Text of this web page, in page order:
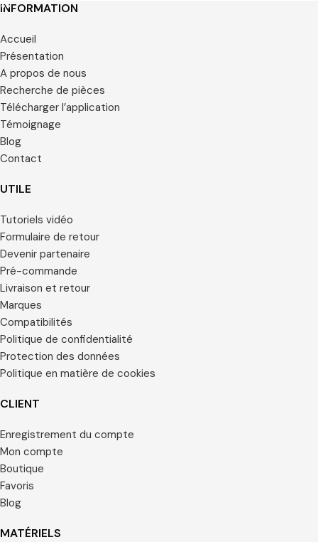
INFORMATION
Accueil
Présentation
A propos de nous
Recherche de pièces
Télécharger l’application
Témoignage
Blog
Contact
UTILE
Tutoriels vidéo
Formulaire de retour
Devenir partenaire
Pré-commande
Livraison et retour
Marques
Compatibilités
Politique de confidentialité
Protection des données
Politique en matière de cookies
CLIENT
Enregistrement du compte
Mon compte
Boutique
Favoris
Blog
MATÉRIELS